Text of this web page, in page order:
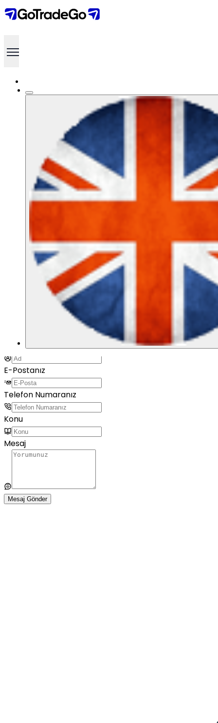
İLETİŞİM
+90 532 686 62 22
info@gotradego.com
Sariyer/ISTANBUL
Merkezefendi/DENIZLI
Küresel pazarlara açılmak istiyor musunuz?
Şimdi tam zamanı!
Şimdi Ücretsiz Kayıt Ol
Adınız
E-Postanız
Telefon Numaranız
Konu
Mesaj
Mesaj Gönder